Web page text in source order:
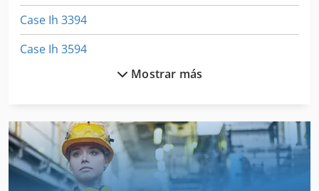
Case Ih 3394
Case Ih 3594
Case Ih 5120
Case Ih 5130
Mostrar más